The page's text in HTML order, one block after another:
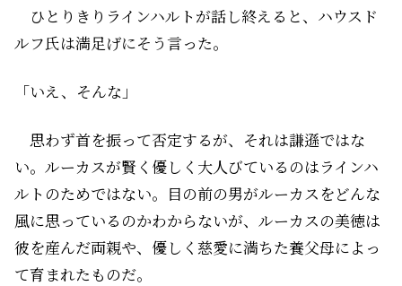
ひとりきりラインハルトが話し終えると、ハウスド
ルフ氏は満足げにそう言った。
「いえ、そんな」
思わず首を振って否定するが、それは謙遜ではな
い。ルーカスが賢く優しく大人びているのはラインハ
ルトのためではない。目の前の男がルーカスをどんな
風に思っているのかわからないが、ルーカスの美徳は
彼を産んだ両親や、優しく慈愛に満ちた養父母によっ
て育まれたものだ。